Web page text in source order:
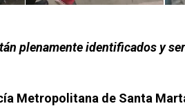
plenamente identificados y
Metropolitana de Santa